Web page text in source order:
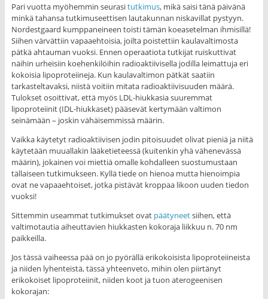
Pari vuotta myöhemmin seurasitutkimus, mikä saisi tänä päivänä
minkä tahansa tutkimuseettisen lautakunnan niskavillat pystyyn.
Nordestgaard kumppaneineen toisti tämän koeasetelman ihmisillä!
Siihen värvättiin vapaaehtoisia, joilta poistettiin kaulavaltimosta
pätkä ahtauman vuoksi. Ennen operaatiota tutkijat ruiskuttivat
näihin urheisiin koehenkilöihin radioaktiivisella jodilla leimattuja eri
kokoisia lipoproteiineja. Kun kaulavaltimon pätkät saatiin
tarkasteltavaksi, niistä voitiin mitata radioaktiivisuuden määrä.
Tulokset osoittivat, että myös LDL-hiukkasia suuremmat
lipoproteiinit (IDL-hiukkaset) pääsevät kertymään valtimon
seinämään – joskin vähäisemmissä määrin.
Vaikka käytetyt radioaktiivisen jodin pitoisuudet olivat pieniä ja niitä
käytetään muuallakin lääketieteessä (kuitenkin yhä vähenevässä
määrin), jokainen voi miettiä omalle kohdalleen suostumustaan
tällaiseen tutkimukseen. Kyllä tiede on hienoa mutta hienoimpia
ovat ne vapaaehtoiset, jotka pistävät kroppaa likoon uuden tiedon
vuoksi!
Sittemmin useammat tutkimukset ovat päätyneetsiihen, että
valtimotautia aiheuttavien hiukkasten kokoraja liikkuu n. 70 nm
paikkeilla.
Jos tässä vaiheessa pää on jo pyörällä erikokoisista lipoproteiineista
ja niiden lyhenteistä, tässä yhteenveto, mihin olen piirtänyt
erikokoiset lipoproteiinit, niiden koot ja tuon aterogeenisen
kokorajan: